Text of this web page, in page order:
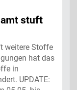
stuft
weitere Stoffe
hat das
in
UPDATE: